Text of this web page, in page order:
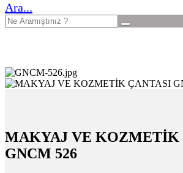
Ara...
MAKYAJ VE KOZMETİK
GNCM 526